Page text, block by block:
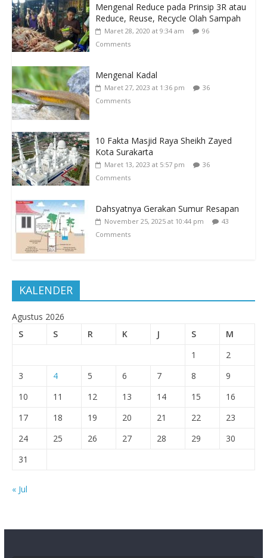
Mengenal Reduce pada Prinsip 3R atau
Reduce, Reuse, Recycle Olah Sampah
Maret 28, 2020 at 9:34 am
96
Comments
Mengenal Kadal
Maret 27, 2023 at 1:36 pm
36
Comments
10 Fakta Masjid Raya Sheikh Zayed
Kota Surakarta
Maret 13, 2023 at 5:57 pm
36
Comments
Dahsyatnya Gerakan Sumur Resapan
November 25, 2025 at 10:44 pm
43
Comments
KALENDER
Agustus 2026
S
S R K J S
M
1
2
3
4 5 6 7 8
9
10
11 12 13 14 15
16
17
18 19 20 21 22
23
24
25 26 27 28 29
30
31
« Jul